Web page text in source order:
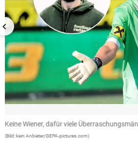
Keine Wiener, dafür viele
(Bild: kein Anbieter/GEPA-pictures.com)